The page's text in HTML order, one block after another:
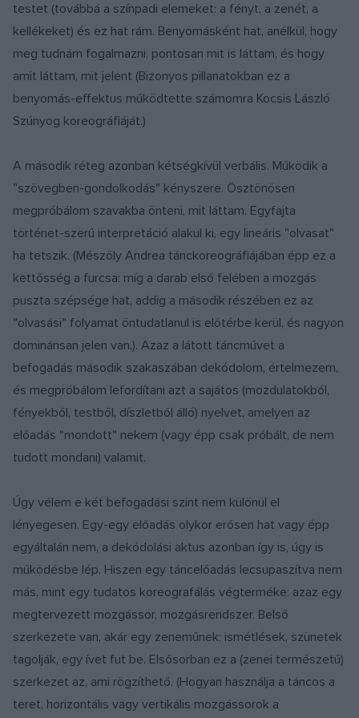
testet (továbbá a színpadi elemeket: a fényt, a zenét, a
kellékeket) és ez hat rám. Benyomásként hat, anélkül, hogy
meg tudnám fogalmazni, pontosan mit is láttam, és hogy
amit láttam, mit jelent (Bizonyos pillanatokban ez a
benyomás-effektus működtette számomra Kocsis László
Szúnyog koreográfiáját.)
A második réteg azonban kétségkívül verbális. Működik a
"szövegben-gondolkodás" kényszere. Ösztönösen
megpróbálom szavakba önteni, mit láttam. Egyfajta
történet-szerű interpretáció alakul ki, egy lineáris "olvasat"
ha tetszik. (Mészöly Andrea tánckoreográfiájában épp ez a
kettősség a furcsa: míg a darab első felében a mozgás
puszta szépsége hat, addig a második részében ez az
"olvasási" folyamat öntudatlanul is előtérbe kerül, és nagyon
dominánsan jelen van.). Azaz a látott táncművet a
befogadás második szakaszában dekódolom, értelmezem,
és megpróbálom lefordítani azt a sajátos (mozdulatokból,
fényekből, testből, díszletből álló) nyelvet, amelyen az
előadás "mondott" nekem (vagy épp csak próbált, de nem
tudott mondani) valamit.
Úgy vélem e két befogadási szint nem különül el
lényegesen. Egy-egy előadás olykor erősen hat vagy épp
egyáltalán nem, a dekódolási aktus azonban így is, úgy is
működésbe lép. Hiszen egy táncelőadás lecsupaszítva nem
más, mint egy tudatos koreografálás végterméke: azaz egy
megtervezett mozgássor, mozgásrendszer. Belső
szerkezete van, akár egy zeneműnek: ismétlések, szünetek
tagolják, egy ívet fut be. Elsősorban ez a (zenei természetű)
szerkezet az, ami rögzíthető. (Hogyan használja a táncos a
teret, horizontális vagy vertikális mozgássorok a